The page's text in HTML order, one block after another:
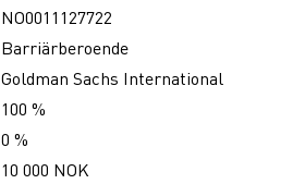
NO0011127722
Barriärberoende
Goldman Sachs International
100 %
0 %
10 000 NOK